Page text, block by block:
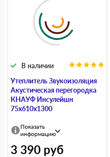
Утеплитель Звукоизоляция
Акустическая перегородка
КНАУФ Инсулейшн
75х610х1300
В наличии
Показать
информацию
3 390 руб